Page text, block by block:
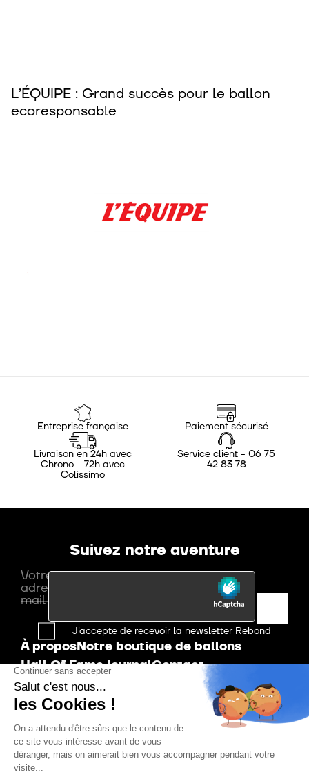
L’ÉQUIPE : Grand succès pour le ballon
ecoresponsable
Entreprise française Paiement sécurisé
Livraison en 24h avec
Chrono - 72h avec
Colissimo
Service client - 06 75
42 83 78
Suivez notre aventure
Votre
adresse
mail
J'accepte de recevoir la newsletter Rebond
À proposNotre boutique de ballons
Hall Of FameJournalContact
Méthodes de paiement